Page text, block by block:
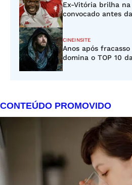
Ex-Vitória brilha
convocado antes
CINEINSITE
Anos após
domina o TOP 10